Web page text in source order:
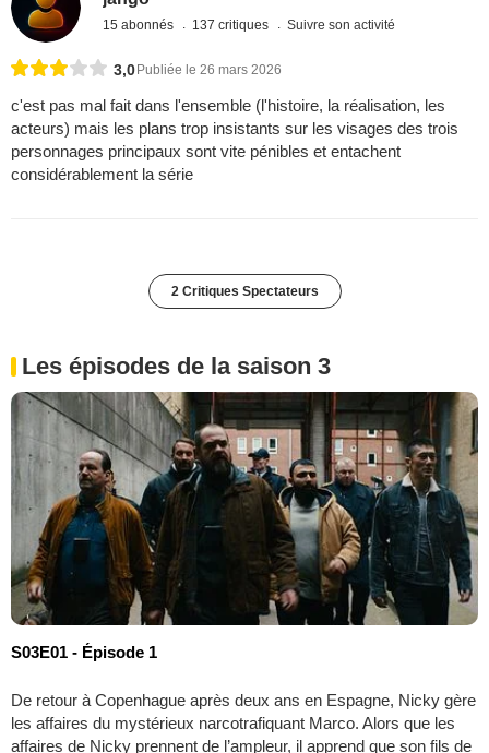
15 abonnés 137 critiques Suivre son activité
3,0 Publiée le 26 mars 2026
c'est pas mal fait dans l'ensemble (l'histoire, la réalisation, les
acteurs) mais les plans trop insistants sur les visages des trois
personnages principaux sont vite pénibles et entachent
considérablement la série
2 Critiques Spectateurs
Les épisodes de la saison 3
S03E01 - Épisode 1
De retour à Copenhague après deux ans en Espagne, Nicky gère
les affaires du mystérieux narcotrafiquant Marco. Alors que les
affaires de Nicky prennent de l’ampleur, il apprend que son fils de